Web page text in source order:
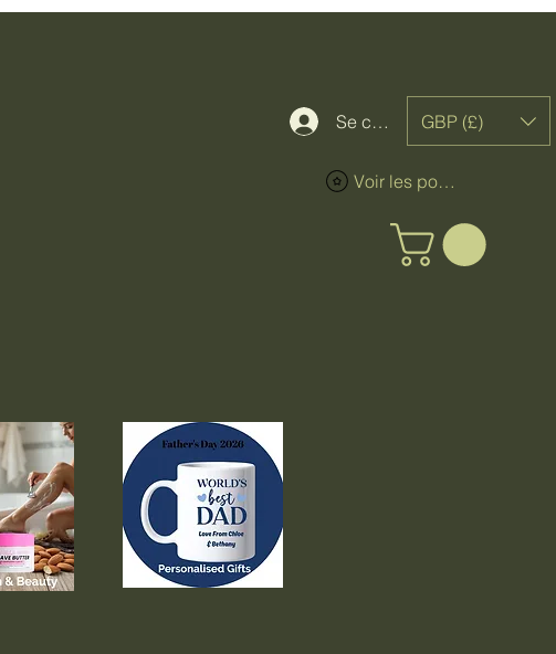
Se connecterGBP (£)
Voir les points